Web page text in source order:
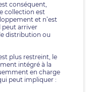
conséquent,
collection est
et n’est
peut arriver
distribution ou
plus restreint, le
intégré à la
en charge
peut impliquer :